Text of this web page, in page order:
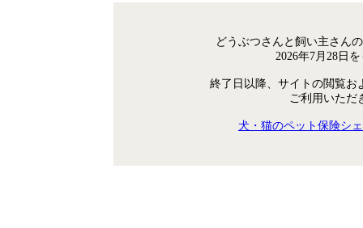
どうぶつさんと飼い主さん
2026年7月28日
終了日以降、サイトの閲覧お
ご利用いただ
犬・猫のペット保険シ